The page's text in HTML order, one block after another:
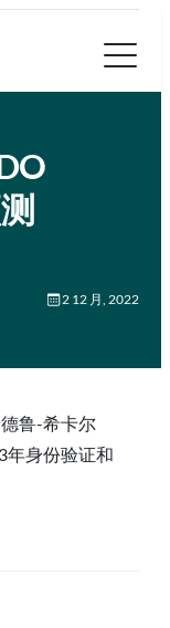
2 12 月, 2022
鲁-希卡尔
年身份验证和